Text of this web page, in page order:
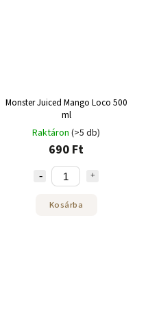
Monster Juiced Mango Loco 500
ml
Raktáron (>5 db)
690 Ft
Kosárba